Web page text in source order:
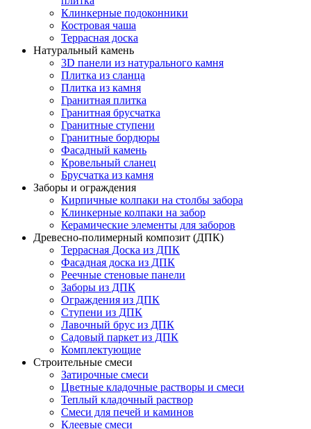
Клинкерные подоконники
Костровая чаша
Террасная доска
Натуральный камень
3D панели из натурального камня
Плитка из сланца
Плитка из камня
Гранитная плитка
Гранитная брусчатка
Гранитные ступени
Гранитные бордюры
Фасадный камень
Кровельный сланец
Брусчатка из камня
Заборы и ограждения
Кирпичные колпаки на столбы забора
Клинкерные колпаки на забор
Керамические элементы для заборов
Древесно-полимерный композит (ДПК)
Террасная Доска из ДПК
Фасадная доска из ДПК
Реечные стеновые панели
Заборы из ДПК
Ограждения из ДПК
Ступени из ДПК
Лавочный брус из ДПК
Садовый паркет из ДПК
Комплектующие
Строительные смеси
Затирочные смеси
Цветные кладочные растворы и смеси
Теплый кладочный раствор
Смеси для печей и каминов
Клеевые смеси